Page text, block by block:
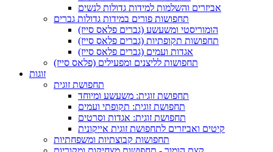
אביזרים והשלמות למידות גדולות לנשים
תחפושות פורים במידות גדולות גברים
הומוריסטי ומשעשע (גברים פלאס סייז)
תחפושות תקופתיות (גברים פלאס סייז)
אגדות ועמים (גברים פלאס סייז)
תחפושות לליצנים ומפעילים (פלאס סייז)
זוגות
תחפושת זוגית
תחפושת זוגית: משעשע ומיוחד
תחפושת זוגית: תקופתי ועמים
תחפושת זוגית: אגדות וסרטים
קיטים ואביזרים לתחפושת זוגית אייקונית
תחפושות קבוצתיות ומשפחתיות